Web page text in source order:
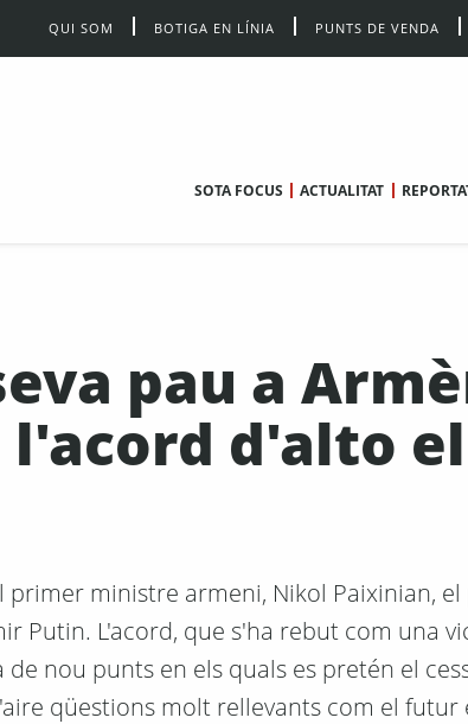
QUI SOM BOTIGA EN LÍNIA PUNTS DE VENDA
SOTA FOCUS ACTUALITAT
pau a
d'alto
primer ministre armeni, Nikol Paixinian,
Putin. L'acord, que s'ha rebut com una
nou punts en els quals es pretén el
qüestions molt rellevants com el futur